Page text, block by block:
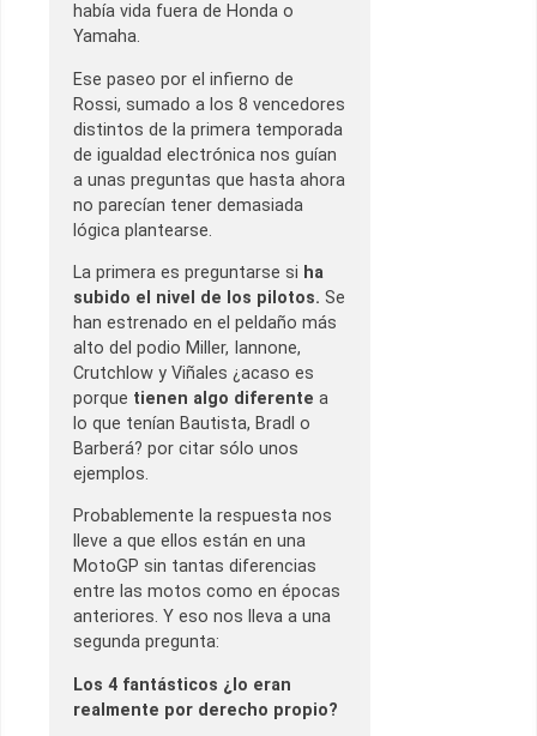
había vida fuera de Honda o
Yamaha.
Ese paseo por el infierno de
Rossi, sumado a los 8 vencedores
distintos de la primera temporada
de igualdad electrónica nos guían
a unas preguntas que hasta ahora
no parecían tener demasiada
lógica plantearse.
La primera es preguntarse si ha
subido el nivel de los pilotos. Se
han estrenado en el peldaño más
alto del podio Miller, Iannone,
Crutchlow y Viñales ¿acaso es
porque tienen algo diferente a
lo que tenían Bautista, Bradl o
Barberá? por citar sólo unos
ejemplos.
Probablemente la respuesta nos
lleve a que ellos están en una
MotoGP sin tantas diferencias
entre las motos como en épocas
anteriores. Y eso nos lleva a una
segunda pregunta:
Los 4 fantásticos ¿lo eran
realmente por derecho propio?